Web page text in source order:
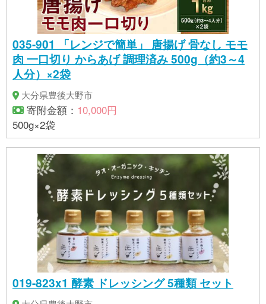
035-901 「レンジで簡単」 唐揚げ 骨なし モモ
肉 一口切り からあげ 調理済み 500g（約3～4
人分）×2袋
大分県豊後大野市
寄附金額： 10,000円
500g×2袋
019-823x1 酵素 ドレッシング 5種類 セット